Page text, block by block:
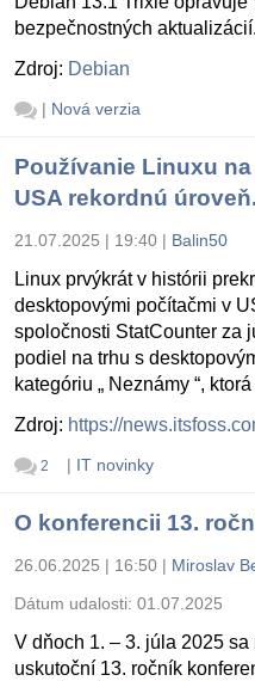
bezpečnostných aktualizácií.
Zdroj: Debian
| Nová verzia
Používanie Linuxu
USA rekordnú úroveň.
21.07.2025 | 19:40 | Balin50
Linux prvýkrát v histórii
desktopovými počítačmi v
spoločnosti StatCounter za
podiel na trhu s
kategóriu „ Neznámy “,
Zdroj: https://
2 | IT novinky
O konferencii 13.
26.06.2025 | 16:50 | Miroslav
Dátum udalosti: 01.07.2025
V dňoch 1. – 3. júla 2025
uskutoční 13. ročník